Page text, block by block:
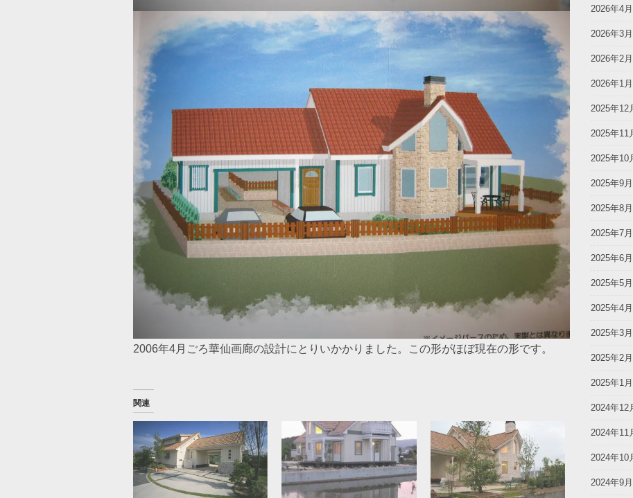
2006年4月ごろ華仙画廊の設計にとりいかかりました。この形がほぼ現在の形です。
関連
2026年4月
2026年3月
2026年2月
2026年1月
2025年12
2025年11
2025年10
2025年9月
2025年8月
2025年7月
2025年6月
2025年5月
2025年4月
2025年3月
2025年2月
2025年1月
2024年12
2024年11
2024年10
2024年9月